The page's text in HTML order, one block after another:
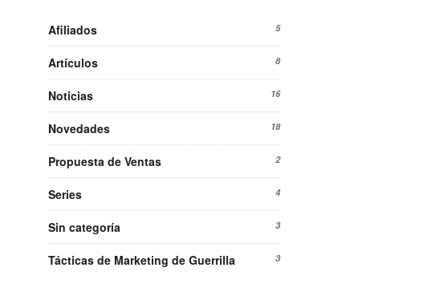
Afiliados 5
Artículos 8
Noticias 16
Novedades 18
Propuesta de Ventas 2
Series 4
Sin categoría 3
Tácticas de Marketing de Guerrilla 3